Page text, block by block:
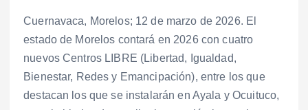
Cuernavaca, Morelos; 12 de marzo de 2026. El
estado de Morelos contará en 2026 con cuatro
nuevos Centros LIBRE (Libertad, Igualdad,
Bienestar, Redes y Emancipación), entre los que
destacan los que se instalarán en Ayala y Ocuituco,